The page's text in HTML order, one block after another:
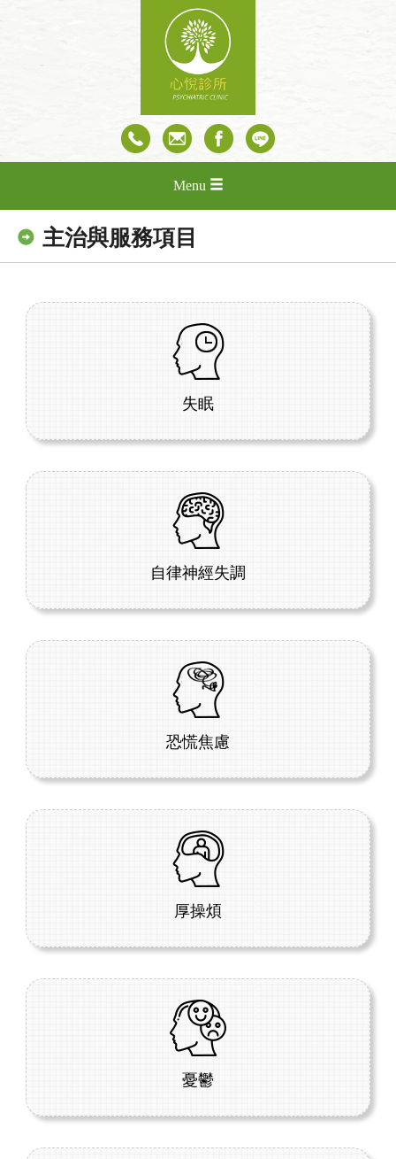
Menu
主治與服務項目
失眠
自律神經失調
恐慌焦慮
厚操煩
憂鬱